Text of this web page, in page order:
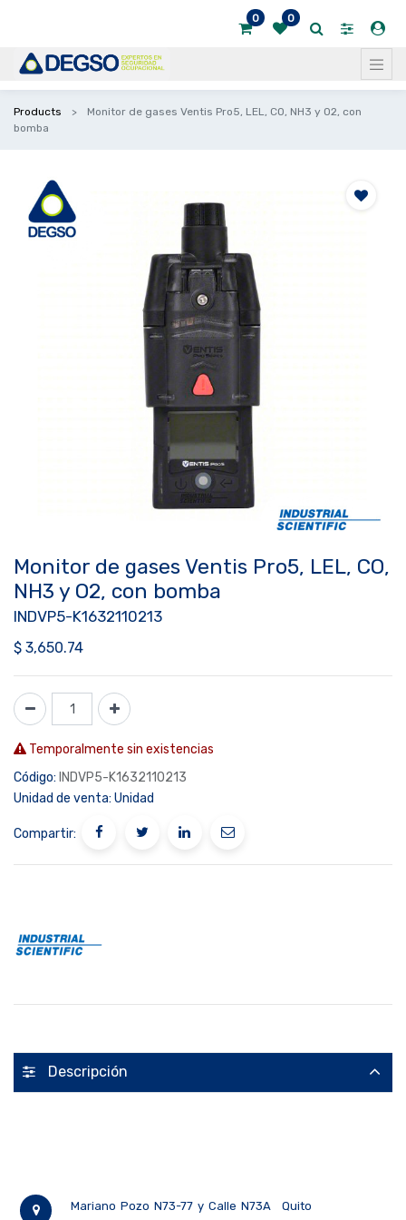
0 0
Products
Monitor de gases Ventis Pro5, LEL, CO, NH3 y O2, con
bomba
Monitor de gases Ventis Pro5, LEL, CO,
NH3 y O2, con bomba
INDVP5-K1632110213
$ 3,650.74
Temporalmente sin existencias
Código: INDVP5-K1632110213
Unidad de venta: Unidad
Compartir:
Descripción
Mariano Pozo N73-77 y Calle N73A
Quito